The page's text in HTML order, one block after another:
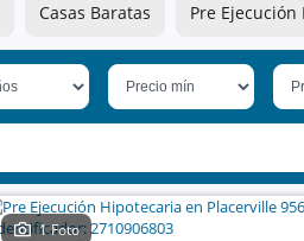
Casas Baratas Pre
1 Foto